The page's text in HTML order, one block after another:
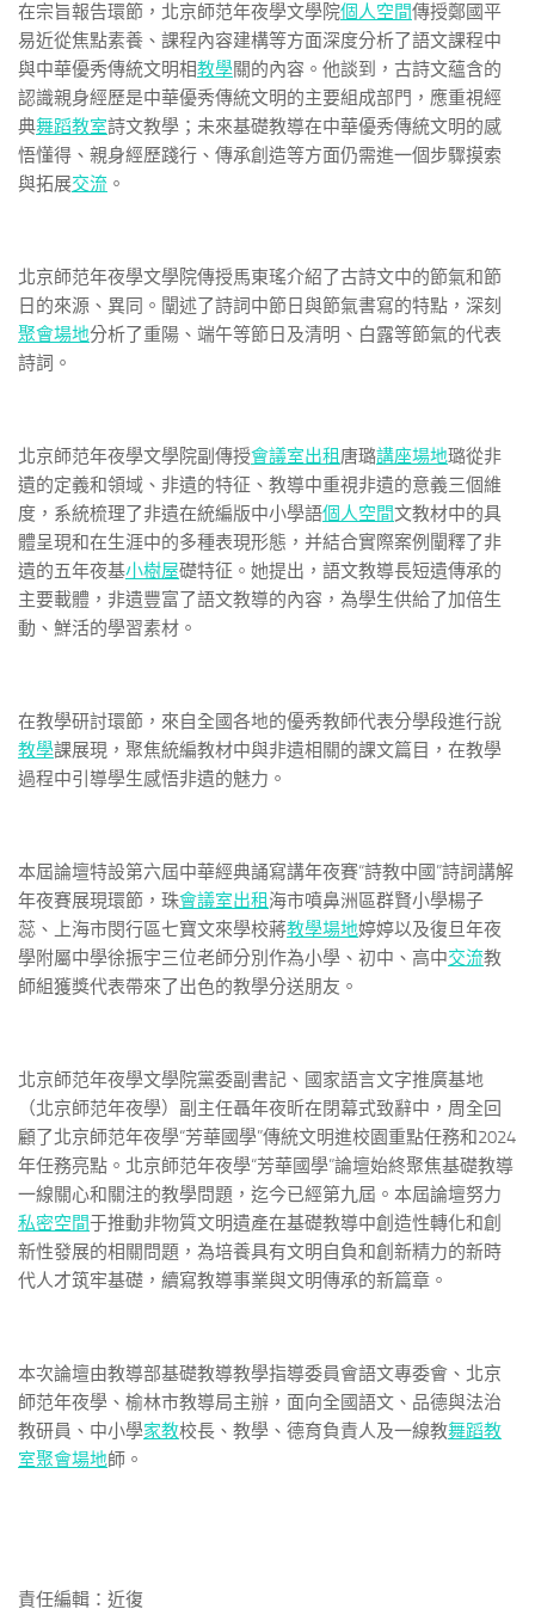
在宗旨報告環節，北京師范年夜學文學院個人空間傳授鄭國平
易近從焦點素養、課程內容建構等方面深度分析了語文課程中
與中華優秀傳統文明相教學關的內容。他談到，古詩文蘊含的
認識親身經歷是中華優秀傳統文明的主要組成部門，應重視經
典舞蹈教室詩文教學；未來基礎教導在中華優秀傳統文明的感
悟懂得、親身經歷踐行、傳承創造等方面仍需進一個步驟摸索
與拓展交流 。
北京師范年夜學文學院傳授馬東瑤介紹了古詩文中的節氣和節
日的來源、異同。闡述了詩詞中節日與節氣書寫的特點，深刻
聚會場地分析了重陽、端午等節日及清明、白露等節氣的代表
詩詞。
北京師范年夜學文學院副傳授會議室出租 唐璐講座場地璐從非
遺的定義和領域、非遺的特征、教導中重視非遺的意義三個維
度，系統梳理了非遺在統編版中小學語個人空間文教材中的具
體呈現和在生涯中的多種表現形態，并結合實際案例闡釋了非
遺的五年夜基小樹屋礎特征。她提出，語文教導長短遺傳承的
主要載體，非遺豐富了語文教導的內容，為學生供給了加倍生
動、鮮活的學習素材。
在教學研討環節，來自全國各地的優秀教師代表分學段進行說
教學課展現，聚焦統編教材中與非遺相關的課文篇目，在教學
過程中引導學生感悟非遺的魅力。
本屆論壇特設第六屆中華經典誦寫講年夜賽“詩教中國”詩詞講解
年夜賽展現環節，珠會議室出租 海市噴鼻洲區群賢小學楊子
蕊、上海市閔行區七寶文來學校蔣教學場地婷婷以及復旦年夜
學附屬中學徐振宇三位老師分別作為小學、初中、高中交流教
師組獲獎代表帶來了出色的教學分送朋友。
北京師范年夜學文學院黨委副書記、國家語言文字推廣基地
（北京師范年夜學）副主任聶年夜昕在閉幕式致辭中，周全回
顧了北京師范年夜學“芳華國學”傳統文明進校園重點任務和2024
年任務亮點。北京師范年夜學“芳華國學”論壇始終聚焦基礎教導
一線關心和關注的教學問題，迄今已經第九屆。本屆論壇努力
私密空間于推動非物質文明遺產在基礎教導中創造性轉化和創
新性發展的相關問題，為培養具有文明自負和創新精力的新時
代人才筑牢基礎，續寫教導事業與文明傳承的新篇章。
本次論壇由教導部基礎教導教學指導委員會語文專委會、北京
師范年夜學、榆林市教導局主辦，面向全國語文、品德與法治
教研員、中小學家教校長、教學、德育負責人及一線教舞蹈教
室聚會場地師。
責任編輯：近復